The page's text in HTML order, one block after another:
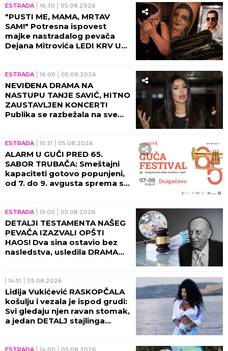
Beogradskoj Areni!
ESTRADA 16:30 05.08.2026
"PUSTI ME, MAMA, MRTAV
SAM!" Potresna ispovest
majke nastradalog pevača
Dejana Mitrovića LEDI KRV U
ESTRADA 16:00 05.08.2026
NEVIĐENA DRAMA NA
NASTUPU TANJE SAVIĆ, HITNO
ZAUSTAVLJEN KONCERT!
Publika se razbežala na sve
ESTRADA 15:31 05.08.2026
ALARM U GUČI PRED 65.
SABOR TRUBAČA: Smeštajni
kapaciteti gotovo popunjeni,
od 7. do 9. avgusta sprema se
ESTRADA 15:00 05.08.2026
DETALJI TESTAMENTA NAŠEG
PEVAČA IZAZVALI OPŠTI
HAOS! Dva sina ostavio bez
nasledstva, usledila DRAMA
14:51 05.08.2026
Lidija Vukićević RASKOPČALA
košulju i vezala je ispod grudi:
Svi gledaju njen ravan stomak,
a jedan DETALJ stajlinga